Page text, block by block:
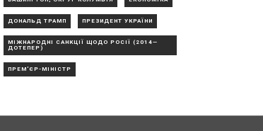
ДОНАЛЬД ТРАМП ПРЕЗИДЕНТ УКРАЇНИ
МІЖНАРОДНІ САНКЦІЇ ЩОДО РОСІЇ (2014—
ДОТЕПЕР)
ПРЕМ'ЄР-МІНІСТР